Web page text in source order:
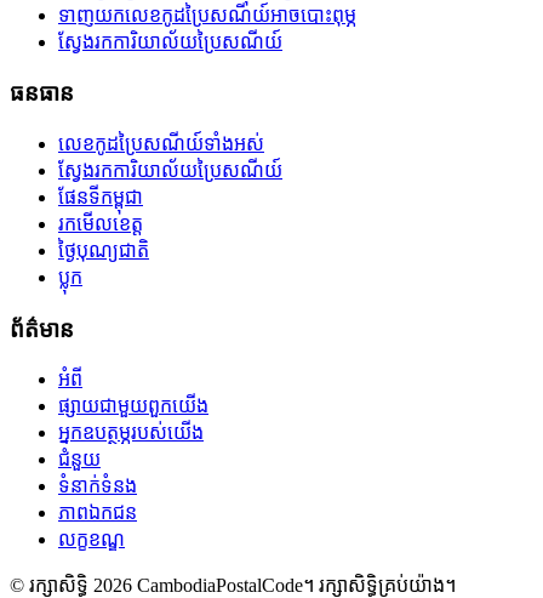
ទាញយកលេខកូដប្រៃសណីយ៍អាចបោះពុម្ភ
ស្វែងរកការិយាល័យប្រៃសណីយ៍
ធនធាន
លេខកូដប្រៃសណីយ៍ទាំងអស់
ស្វែងរកការិយាល័យប្រៃសណីយ៍
ផែនទីកម្ពុជា
រកមើលខេត្ត
ថ្ងៃបុណ្យជាតិ
ប្លុក
ព័ត៌មាន
អំពី
ផ្សាយជាមួយពួកយើង
អ្នកឧបត្ថម្ភរបស់យើង
ជំនួយ
ទំនាក់ទំនង
ភាពឯកជន
លក្ខខណ្ឌ
© រក្សាសិទ្ធិ 2026 CambodiaPostalCode។ រក្សាសិទ្ធិគ្រប់យ៉ាង។